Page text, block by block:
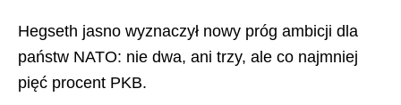
Hegseth jasno wyznaczył nowy próg ambicji dla
państw NATO: nie dwa, ani trzy, ale co najmniej
pięć procent PKB.